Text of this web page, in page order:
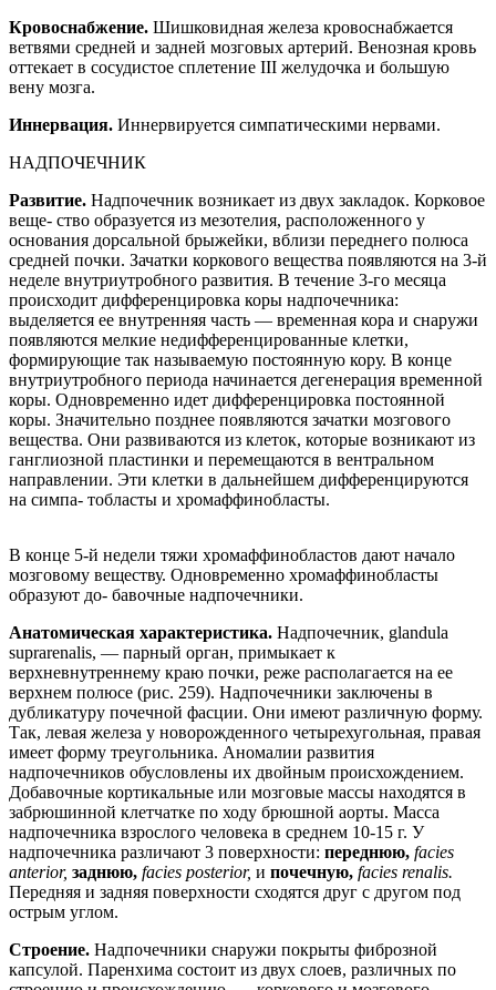
Кровоснабжение. Шишковидная железа кровоснабжается
ветвями средней и задней мозговых артерий. Венозная кровь
оттекает в сосудистое сплетение III желудочка и большую
вену мозга.
Иннервация. Иннервируется симпатическими нервами.
НАДПОЧЕЧНИК
Развитие. Надпочечник возникает из двух закладок. Корковое
веще- ство образуется из мезотелия, расположенного у
основания дорсальной брыжейки, вблизи переднего полюса
средней почки. Зачатки коркового вещества появляются на 3-й
неделе внутриутробного развития. В течение 3-го месяца
происходит дифференцировка коры надпочечника:
выделяется ее внутренняя часть — временная кора и снаружи
появляются мелкие недифференцированные клетки,
формирующие так называемую постоянную кору. В конце
внутриутробного периода начинается дегенерация временной
коры. Одновременно идет дифференцировка постоянной
коры. Значительно позднее появляются зачатки мозгового
вещества. Они развиваются из клеток, которые возникают из
ганглиозной пластинки и перемещаются в вентральном
направлении. Эти клетки в дальнейшем дифференцируются
на симпа- тобласты и хромаффинобласты.
В конце 5-й недели тяжи хромаффинобластов дают начало
мозговому веществу. Одновременно хромаффинобласты
образуют до- бавочные надпочечники.
Анатомическая характеристика. Надпочечник, glandula
suprarenalis, — парный орган, примыкает к
верхневнутреннему краю почки, реже располагается на ее
верхнем полюсе (рис. 259). Надпочечники заключены в
дубликатуру почечной фасции. Они имеют различную форму.
Так, левая железа у новорожденного четырехугольная, правая
имеет форму треугольника. Аномалии развития
надпочечников обусловлены их двойным происхождением.
Добавочные кортикальные или мозговые массы находятся в
забрюшинной клетчатке по ходу брюшной аорты. Масса
надпочечника взрослого человека в среднем 10-15 г. У
надпочечника различают 3 поверхности: переднюю, facies
anterior, заднюю, facies posterior, и почечную, facies renalis.
Передняя и задняя поверхности сходятся друг с другом под
острым углом.
Строение. Надпочечники снаружи покрыты фиброзной
капсулой. Паренхима состоит из двух слоев, различных по